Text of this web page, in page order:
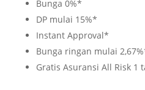
Bunga 0%*
DP mulai 15%*
Instant Approval*
Bunga ringan mulai
Gratis Asuransi All Risk 1